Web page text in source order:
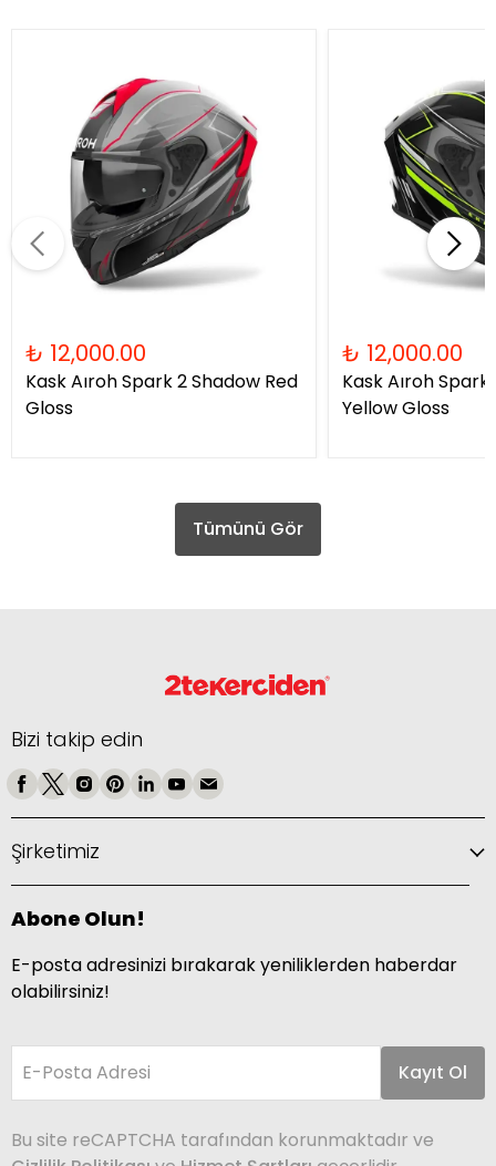
₺ 12,000.00
Kask Aıroh Spark 2 Shadow Red
Gloss
₺ 12,000.00
Kask Aıroh
Yellow Gloss
Tümünü Gör
Bizi takip edin
Şirketimiz
Abone Olun!
E-posta adresinizi bırakarak yeniliklerden haberdar
olabilirsiniz!
E-Posta Adresi Kayıt Ol
Bu site reCAPTCHA tarafından korunmaktadır ve